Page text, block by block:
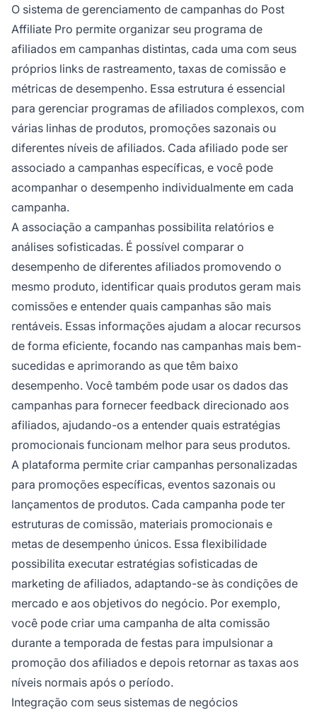
O sistema de gerenciamento de campanhas do Post
Affiliate Pro permite organizar seu programa de
afiliados em campanhas distintas, cada uma com seus
próprios links de rastreamento, taxas de comissão e
métricas de desempenho. Essa estrutura é essencial
para gerenciar programas de afiliados complexos, com
várias linhas de produtos, promoções sazonais ou
diferentes níveis de afiliados. Cada afiliado pode ser
associado a campanhas específicas, e você pode
acompanhar o desempenho individualmente em cada
campanha.
A associação a campanhas possibilita relatórios e
análises sofisticadas. É possível comparar o
desempenho de diferentes afiliados promovendo o
mesmo produto, identificar quais produtos geram mais
comissões e entender quais campanhas são mais
rentáveis. Essas informações ajudam a alocar recursos
de forma eficiente, focando nas campanhas mais bem-
sucedidas e aprimorando as que têm baixo
desempenho. Você também pode usar os dados das
campanhas para fornecer feedback direcionado aos
afiliados, ajudando-os a entender quais estratégias
promocionais funcionam melhor para seus produtos.
A plataforma permite criar campanhas personalizadas
para promoções específicas, eventos sazonais ou
lançamentos de produtos. Cada campanha pode ter
estruturas de comissão, materiais promocionais e
metas de desempenho únicos. Essa flexibilidade
possibilita executar estratégias sofisticadas de
marketing de afiliados, adaptando-se às condições de
mercado e aos objetivos do negócio. Por exemplo,
você pode criar uma campanha de alta comissão
durante a temporada de festas para impulsionar a
promoção dos afiliados e depois retornar as taxas aos
níveis normais após o período.
Integração com seus sistemas de negócios